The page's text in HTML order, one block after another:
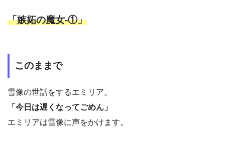
「嫉妬の魔女-①」
このままで
雪像の世話をするエミリア。
「今日は遅くなってごめん」
エミリアは雪像に声をかけます。